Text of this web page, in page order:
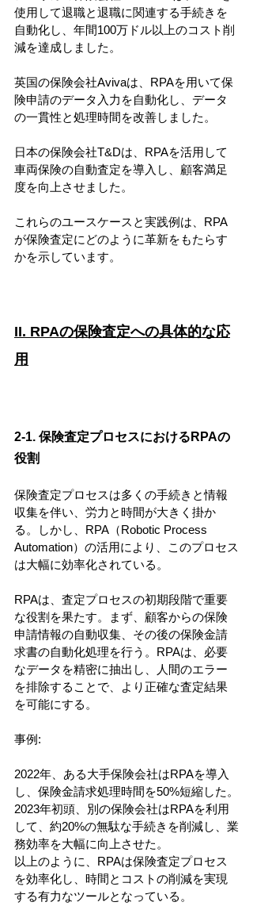
使用して退職と退職に関連する手続きを
自動化し、年間100万ドル以上のコスト削
減を達成しました。
英国の保険会社Avivaは、RPAを用いて保
険申請のデータ入力を自動化し、データ
の一貫性と処理時間を改善しました。
日本の保険会社T&Dは、RPAを活用して
車両保険の自動査定を導入し、顧客満足
度を向上させました。
これらのユースケースと実践例は、RPA
が保険査定にどのように革新をもたらす
かを示しています。
II. RPAの保険査定への具体的な応
用
2-1. 保険査定プロセスにおけるRPAの
役割
保険査定プロセスは多くの手続きと情報
収集を伴い、労力と時間が大きく掛か
る。しかし、RPA（Robotic Process
Automation）の活用により、このプロセス
は大幅に効率化されている。
RPAは、査定プロセスの初期段階で重要
な役割を果たす。まず、顧客からの保険
申請情報の自動収集、その後の保険金請
求書の自動化処理を行う。RPAは、必要
なデータを精密に抽出し、人間のエラー
を排除することで、より正確な査定結果
を可能にする。
事例:
2022年、ある大手保険会社はRPAを導入
し、保険金請求処理時間を50%短縮した。
2023年初頭、別の保険会社はRPAを利用
して、約20%の無駄な手続きを削減し、業
務効率を大幅に向上させた。
以上のように、RPAは保険査定プロセス
を効率化し、時間とコストの削減を実現
する有力なツールとなっている。